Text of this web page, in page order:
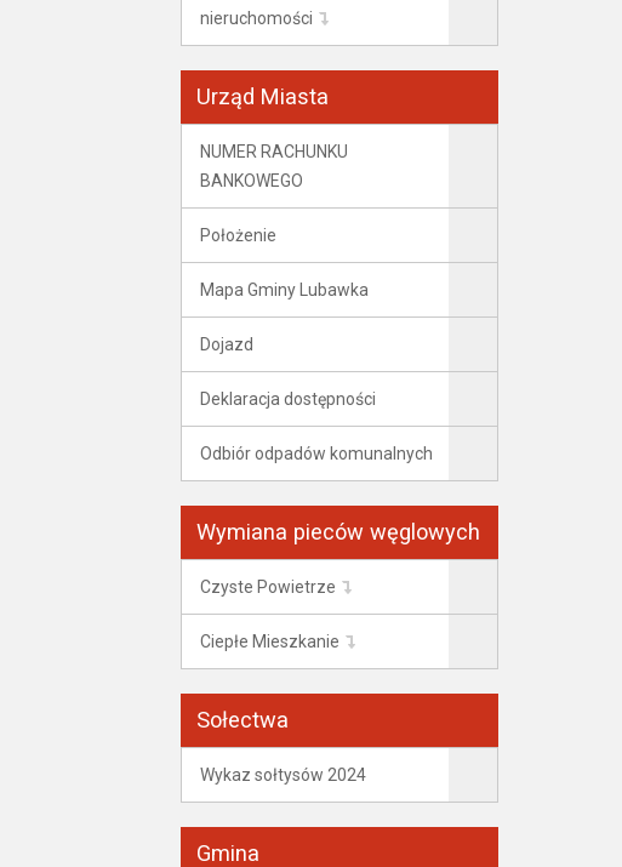
nieruchomości
Urząd Miasta
NUMER RACHUNKU
BANKOWEGO
Położenie
Mapa Gminy Lubawka
Dojazd
Deklaracja dostępności
Odbiór odpadów komunalnych
Wymiana pieców węglowych
Czyste Powietrze
Ciepłe Mieszkanie
Sołectwa
Wykaz sołtysów 2024
Gmina